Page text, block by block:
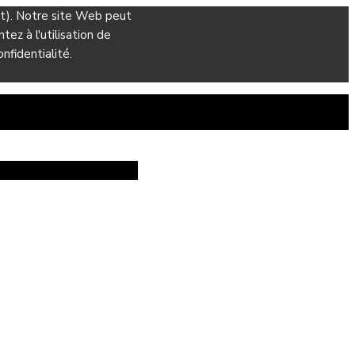
Notre site Web peut
à l'utilisation de